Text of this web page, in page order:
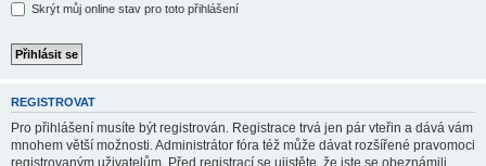
Skrýt můj online stav pro toto přihlášení
REGISTROVAT
Pro přihlášení musíte být registrován. Registrace trvá jen pár vteřin a dává vám
mnohem větší možnosti. Administrátor fóra též může dávat rozšířené pravomoci
registrovaným uživatelům. Před registrací se ujistěte, že jste se obeznámili